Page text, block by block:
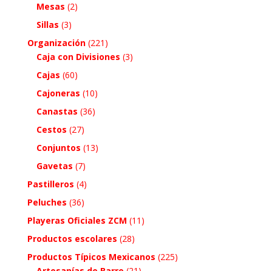
Mesas (2)
Sillas (3)
Organización (221)
Caja con Divisiones (3)
Cajas (60)
Cajoneras (10)
Canastas (36)
Cestos (27)
Conjuntos (13)
Gavetas (7)
Pastilleros (4)
Peluches (36)
Playeras Oficiales ZCM (11)
Productos escolares (28)
Productos Típicos Mexicanos (225)